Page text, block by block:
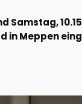
Samstag,
in Meppen